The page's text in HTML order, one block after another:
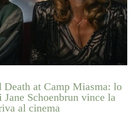
Death at Camp Miasma: lo
Jane Schoenbrun vince la
al cinema